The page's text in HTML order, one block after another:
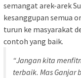
semangat arek-arek
kesanggupan semua
turun ke masyarakat
contoh yang baik.
“Jangan kita
terbaik. Mas